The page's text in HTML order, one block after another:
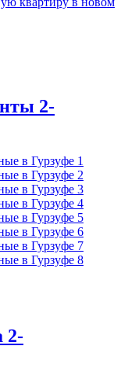
2-
1
2
3
4
5
6
7
8
2-